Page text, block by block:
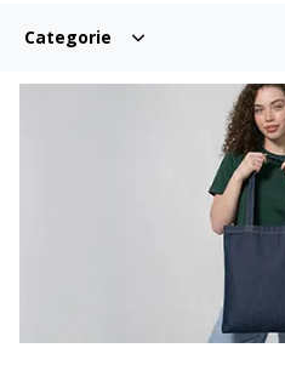
Categorie